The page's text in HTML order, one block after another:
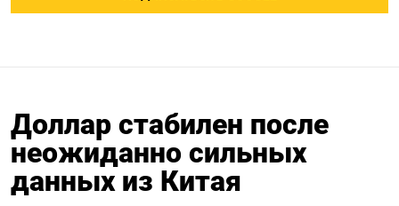
Доллар стабилен после
неожиданно сильных
данных из Китая